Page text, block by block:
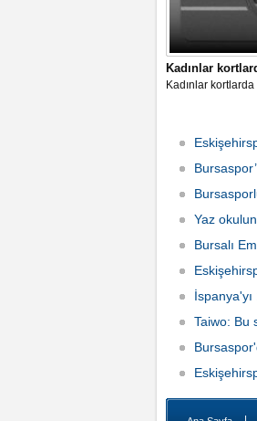
Kadınlar
Kadınlar
Yaz
Bursalı
Taiwo: Bu